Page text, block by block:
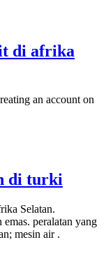
di afrika
an account on
di turki
Selatan.
peralatan yang
mesin air .